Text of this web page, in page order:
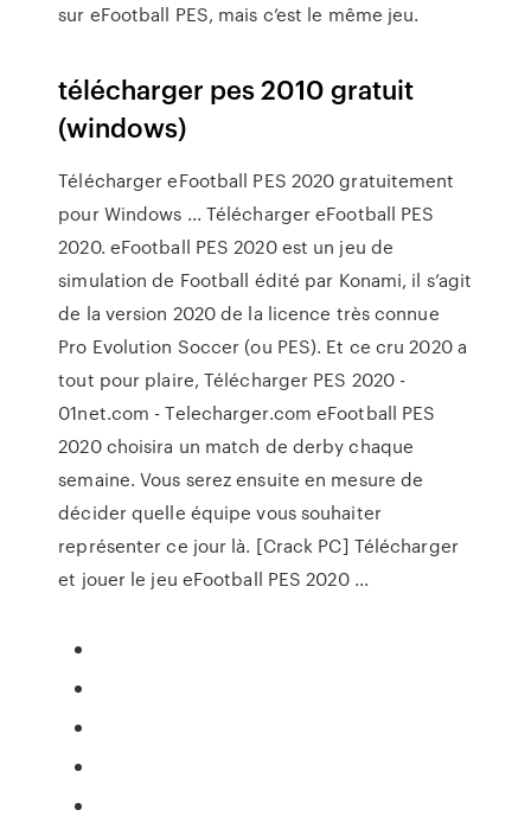
sur eFootball PES, mais c’est le même jeu.
télécharger pes 2010 gratuit
(windows)
Télécharger eFootball PES 2020 gratuitement
pour Windows ... Télécharger eFootball PES
2020. eFootball PES 2020 est un jeu de
simulation de Football édité par Konami, il s’agit
de la version 2020 de la licence très connue
Pro Evolution Soccer (ou PES). Et ce cru 2020 a
tout pour plaire, Télécharger PES 2020 -
01net.com - Telecharger.com eFootball PES
2020 choisira un match de derby chaque
semaine. Vous serez ensuite en mesure de
décider quelle équipe vous souhaiter
représenter ce jour là. [Crack PC] Télécharger
et jouer le jeu eFootball PES 2020 ...